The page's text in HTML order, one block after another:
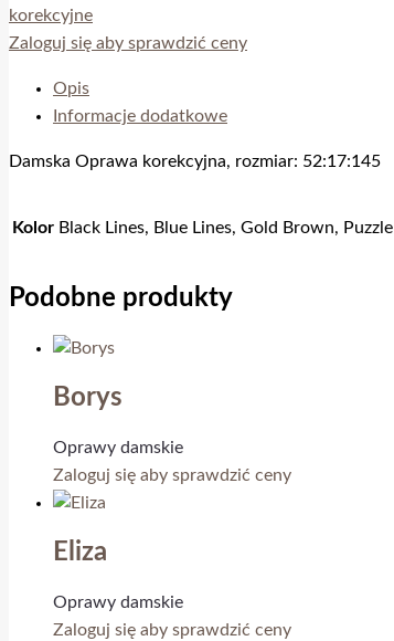
korekcyjne
Zaloguj się aby sprawdzić ceny
Opis
Informacje dodatkowe
Damska Oprawa korekcyjna, rozmiar: 52:17:145
Kolor Black Lines, Blue Lines, Gold Brown, Puzzle
Podobne produkty
Borys
Oprawy damskie
Zaloguj się aby sprawdzić ceny
Eliza
Oprawy damskie
Zaloguj się aby sprawdzić ceny